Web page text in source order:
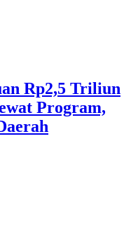
Rp2,5 Triliun
Program,